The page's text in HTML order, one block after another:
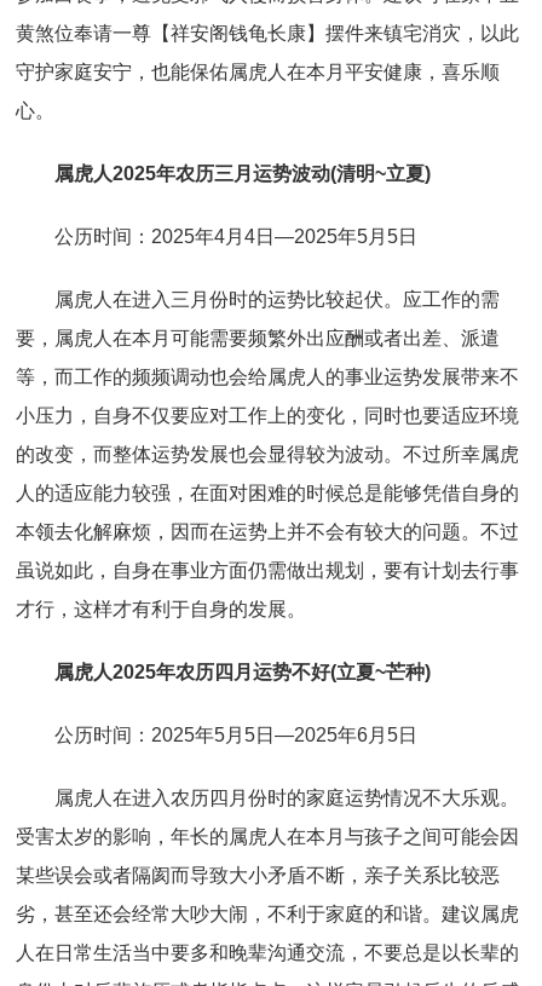
黄煞位奉请一尊【祥安阁钱龟长康】摆件来镇宅消灾，以此
守护家庭安宁，也能保佑属虎人在本月平安健康，喜乐顺
心。
属虎人2025年农历三月运势波动(清明~立夏)
公历时间：2025年4月4日—2025年5月5日
属虎人在进入三月份时的运势比较起伏。应工作的需
要，属虎人在本月可能需要频繁外出应酬或者出差、派遣
等，而工作的频频调动也会给属虎人的事业运势发展带来不
小压力，自身不仅要应对工作上的变化，同时也要适应环境
的改变，而整体运势发展也会显得较为波动。不过所幸属虎
人的适应能力较强，在面对困难的时候总是能够凭借自身的
本领去化解麻烦，因而在运势上并不会有较大的问题。不过
虽说如此，自身在事业方面仍需做出规划，要有计划去行事
才行，这样才有利于自身的发展。
属虎人2025年农历四月运势不好(立夏~芒种)
公历时间：2025年5月5日—2025年6月5日
属虎人在进入农历四月份时的家庭运势情况不大乐观。
受害太岁的影响，年长的属虎人在本月与孩子之间可能会因
某些误会或者隔阂而导致大小矛盾不断，亲子关系比较恶
劣，甚至还会经常大吵大闹，不利于家庭的和谐。建议属虎
人在日常生活当中要多和晚辈沟通交流，不要总是以长辈的